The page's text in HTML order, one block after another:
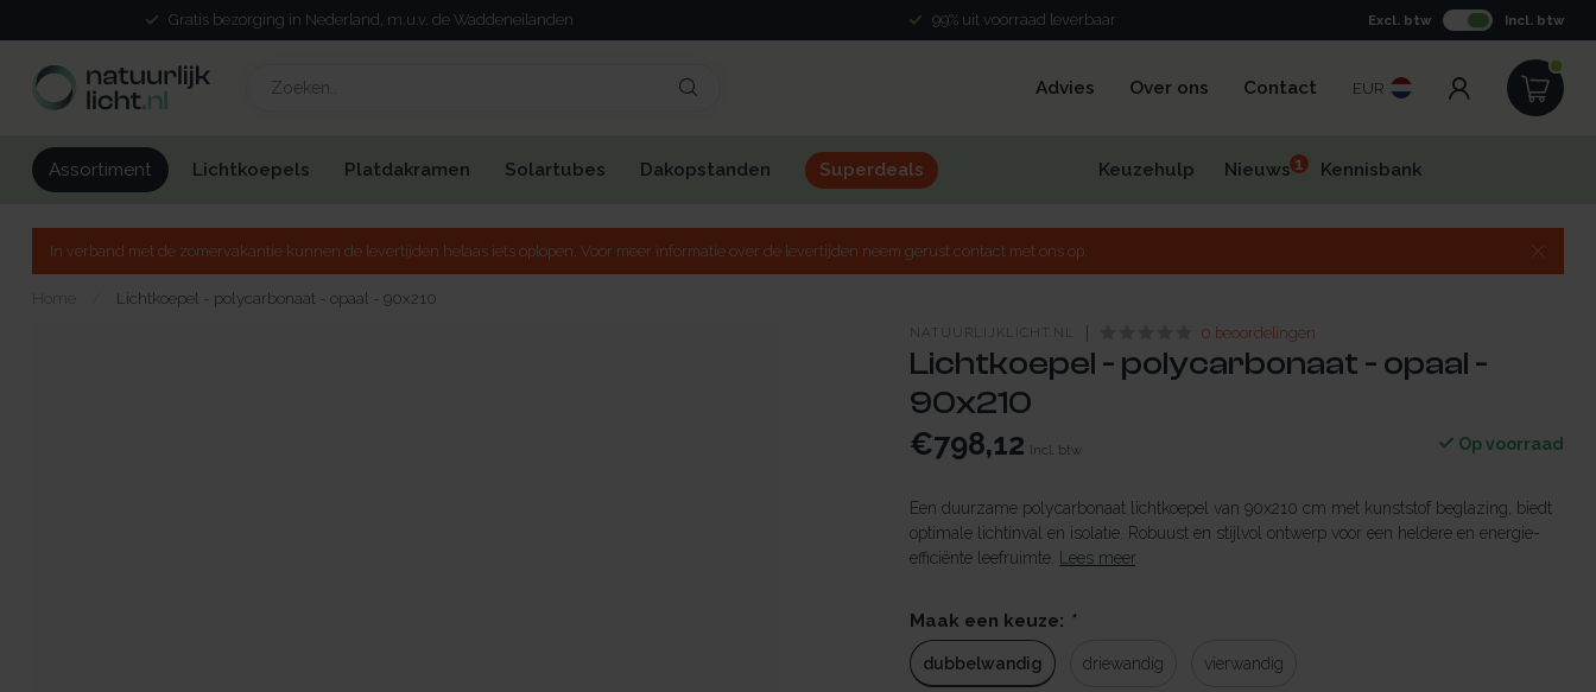
Gratis bezorging in Nederland, m.u.v. de Waddeneilanden 99% uit voorraad leverbaar Excl. btw Incl. btw
Advies Over ons Contact EUR
Assortiment Lichtkoepels Platdakramen Solartubes Dakopstanden Superdeals Keuzehulp Nieuws1 Kennisbank
In verband met de zomervakantie kunnen de levertijden helaas iets oplopen. Voor meer informatie over de levertijden neem gerust contact met ons op.
Home Lichtkoepel - polycarbonaat - opaal - 90x210
NATUURLIJKLICHT.NL 0 beoordelingen
Lichtkoepel - polycarbonaat - opaal -
90x210
€798,12 Incl. btw Op voorraad
Een duurzame polycarbonaat lichtkoepel van 90x210 cm met kunststof beglazing, biedt
optimale lichtinval en isolatie. Robuust en stijlvol ontwerp voor een heldere en energie-
efficiënte leefruimte.
Lees meer.
Maak een keuze: *
dubbelwandig driewandig vierwandig